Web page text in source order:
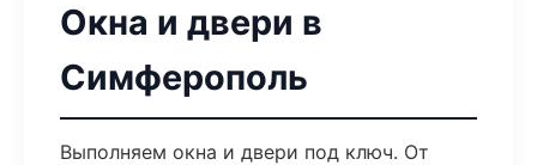
Окна и двери в
Симферополь
Выполняем окна и двери под ключ. От